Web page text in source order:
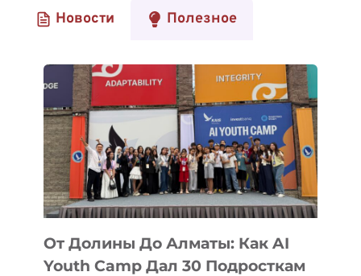
Новости Полезное
От Долины До Алматы: Как AI
Youth Camp Дал 30 Подросткам